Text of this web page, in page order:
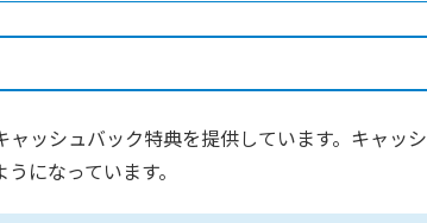
ッシュバック特典を提供しています。キャッシ
になっています。